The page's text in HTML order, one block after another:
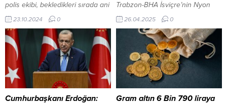
polis ekibi, bekledikleri sırada ani
bir saldırıya uğradı. Olay, bir
şüphelinin elindeki çekiçle bir
polis memurunun başına
vurmasıyla başladı. 23 Ekim
2024, 12:08 yayınlandı
İSTANBUL-BHA Saldırının
ardından panikleyen şüpheli,
silahını çekerek...
23.10.2024 0
Trabzon-BHA İsviçre’nin Nyon
kentindeki Colovray Spor
Merkezi’nde oynanan yarı final
maçında temsilcimiz
Trabzonspor’u galibiyete ve
finale taşıyan golleri 73. dakikada
Yiğit Kemal Turan ile 89.
dakikada Boran Başkan attı. 39.
dakikada Oliver Lukic’le penaltı
kaçıran Salzburg’un tek golünü
26.04.2025 0
Cumhurbaşkanı Erdoğan:
Gram altın 6 Bin 790 liraya